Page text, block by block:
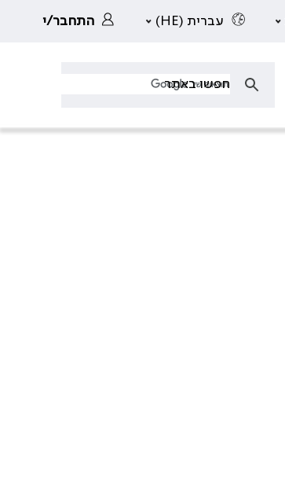
עברית (HE) התחבר/י